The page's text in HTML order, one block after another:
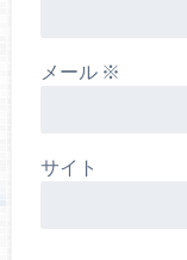
メール ※
サイト